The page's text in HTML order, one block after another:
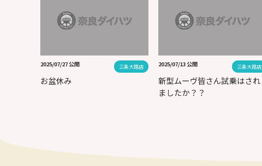
2025/07/27 公開 三条大路店
お盆休み
2025/07/13 公開 三条大路店
新型ムーヴ皆さん試乗はされ
ましたか？？